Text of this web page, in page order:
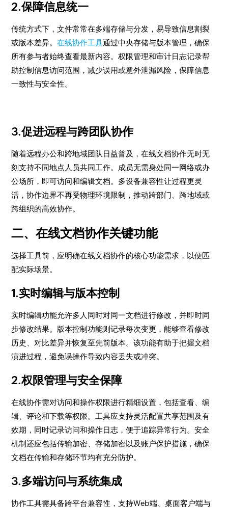
2.保障信息统一
传统方式下，文件常常在多端存储与分发，易导致信息割裂
或版本差异。在线协作工具通过中央存储与版本管理，确保
所有参与者始终查看最新内容。权限管理和审计日志记录帮
助控制信息访问范围，减少误用或意外泄漏风险，保障信息
一致性与安全性。
3.促进远程与跨团队协作
随着远程办公和跨地域团队日益普及，在线文档协作无时无
刻支持不同地点人员共同工作。成员无需身处同一网络或办
公场所，即可访问和编辑文档。多设备兼容性让过程更灵
活，协作边界不再受物理环境限制，推动跨部门、跨地域或
跨组织的高效协作。
二、在线文档协作关键功能
选择工具前，应明确在线文档协作的核心功能需求，以便匹
配实际场景。
1.实时编辑与版本控制
实时编辑功能允许多人同时对同一文档进行修改，并即时同
步修改结果。版本控制功能则记录每次变更，能够查看修改
历史、对比差异并恢复至先前版本。该功能有助于把握文档
演进过程，避免误操作导致内容丢失或冲突。
2.权限管理与安全保障
在线协作需对访问和操作权限进行精细设置，包括查看、编
辑、评论和下载等权限。工具应支持灵活配置共享范围及有
效期，同时记录访问和操作日志，便于追踪异常行为。安全
机制还应包括传输加密、存储加密以及账户保护措施，确保
文档在传输和存储环节均有充分防护。
3.多端访问与系统集成
协作工具需具备跨平台兼容性，支持Web端、桌面客户端与